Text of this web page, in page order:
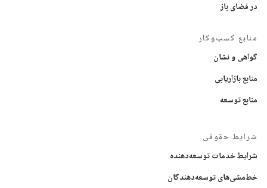
در فضای باز
منابع کسب‌وکار
گواهی و نشان
منابع بازاریابی
منابع توسعه
شرایط حقوقی
شرایط خدمات توسعه‌دهنده
خط‌مشی‌های توسعه‌دهندگان